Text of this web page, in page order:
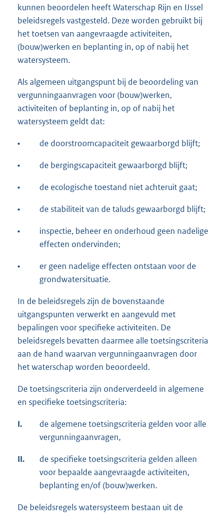
kunnen beoordelen heeft Waterschap Rijn en IJssel
beleidsregels vastgesteld. Deze worden gebruikt bij
het toetsen van aangevraagde activiteiten,
(bouw)werken en beplanting in, op of nabij het
watersysteem.
Als algemeen uitgangspunt bij de beoordeling van
vergunningaanvragen voor (bouw)werken,
activiteiten of beplanting in, op of nabij het
watersysteem geldt dat:
• de doorstroomcapaciteit gewaarborgd blijft;
• de bergingscapaciteit gewaarborgd blijft;
• de ecologische toestand niet achteruit gaat;
• de stabiliteit van de taluds gewaarborgd blijft;
•
inspectie, beheer en onderhoud geen nadelige
effecten ondervinden;
•
er geen nadelige effecten ontstaan voor de
grondwatersituatie.
In de beleidsregels zijn de bovenstaande
uitgangspunten verwerkt en aangevuld met
bepalingen voor specifieke activiteiten. De
beleidsregels bevatten daarmee alle toetsingscriteria
aan de hand waarvan vergunningaanvragen door
het waterschap worden beoordeeld.
De toetsingscriteria zijn onderverdeeld in algemene
en specifieke toetsingscriteria:
I.
de algemene toetsingscriteria gelden voor alle
vergunningaanvragen,
II.
de specifieke toetsingscriteria gelden alleen
voor bepaalde aangevraagde activiteiten,
beplanting en/of (bouw)werken.
De beleidsregels watersysteem bestaan uit de